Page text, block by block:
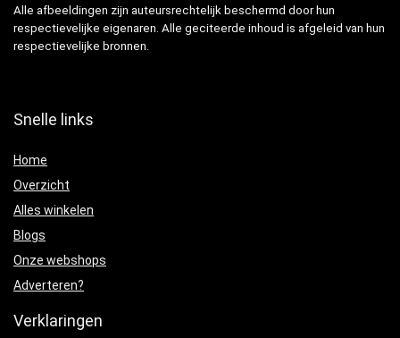
Alle afbeeldingen zijn auteursrechtelijk beschermd door hun
respectievelijke eigenaren. Alle geciteerde inhoud is afgeleid van hun
respectievelijke bronnen.
Snelle links
Home
Overzicht
Alles winkelen
Blogs
Onze webshops
Adverteren?
Verklaringen